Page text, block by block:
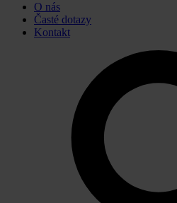
O nás
Časté dotazy
Kontakt